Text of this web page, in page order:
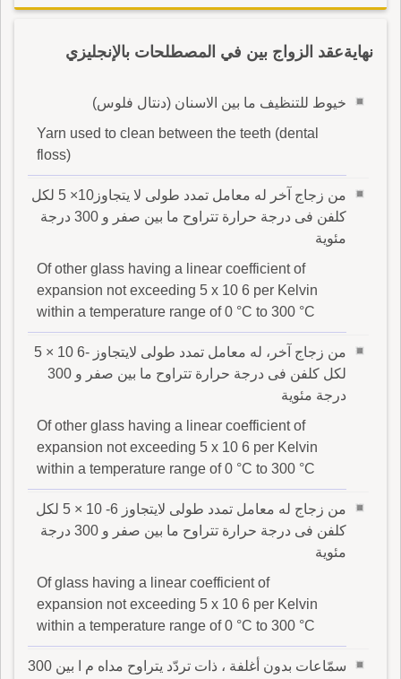
نهايةعقد الزواج بين في المصطلحات بالإنجليزي
خيوط للتنظيف ما بين الاسنان (دنتال فلوس)
Yarn used to clean between the teeth (dental
floss)
من زجاج آخر له معامل تمدد طولى لا يتجاوز10× 5 لكل
كلفن فى درجة حرارة تتراوح ما بين صفر و 300 درجة
مئوية
Of other glass having a linear coefficient of
expansion not exceeding 5 x 10 6 per Kelvin
within a temperature range of 0 °C to 300 °C
من زجاج آخر، له معامل تمدد طولى لايتجاوز -6 10 × 5
لكل كلفن فى درجة حرارة تتراوح ما بين صفر و 300
درجة مئوية
Of other glass having a linear coefficient of
expansion not exceeding 5 x 10 6 per Kelvin
within a temperature range of 0 °C to 300 °C
من زجاج له معامل تمدد طولى لايتجاوز 6- 10 × 5 لكل
كلفن فى درجة حرارة تتراوح ما بين صفر و 300 درجة
مئوية
Of glass having a linear coefficient of
expansion not exceeding 5 x 10 6 per Kelvin
within a temperature range of 0 °C to 300 °C
سمّاعات بدون أغلفة ، ذات تردّد يتراوح مداه م ا بين 300